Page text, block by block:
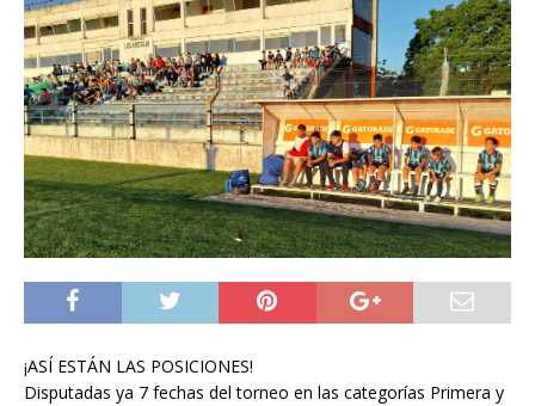
¡ASÍ ESTÁN LAS POSICIONES!
Disputadas ya 7 fechas del torneo en las categorías Primera y